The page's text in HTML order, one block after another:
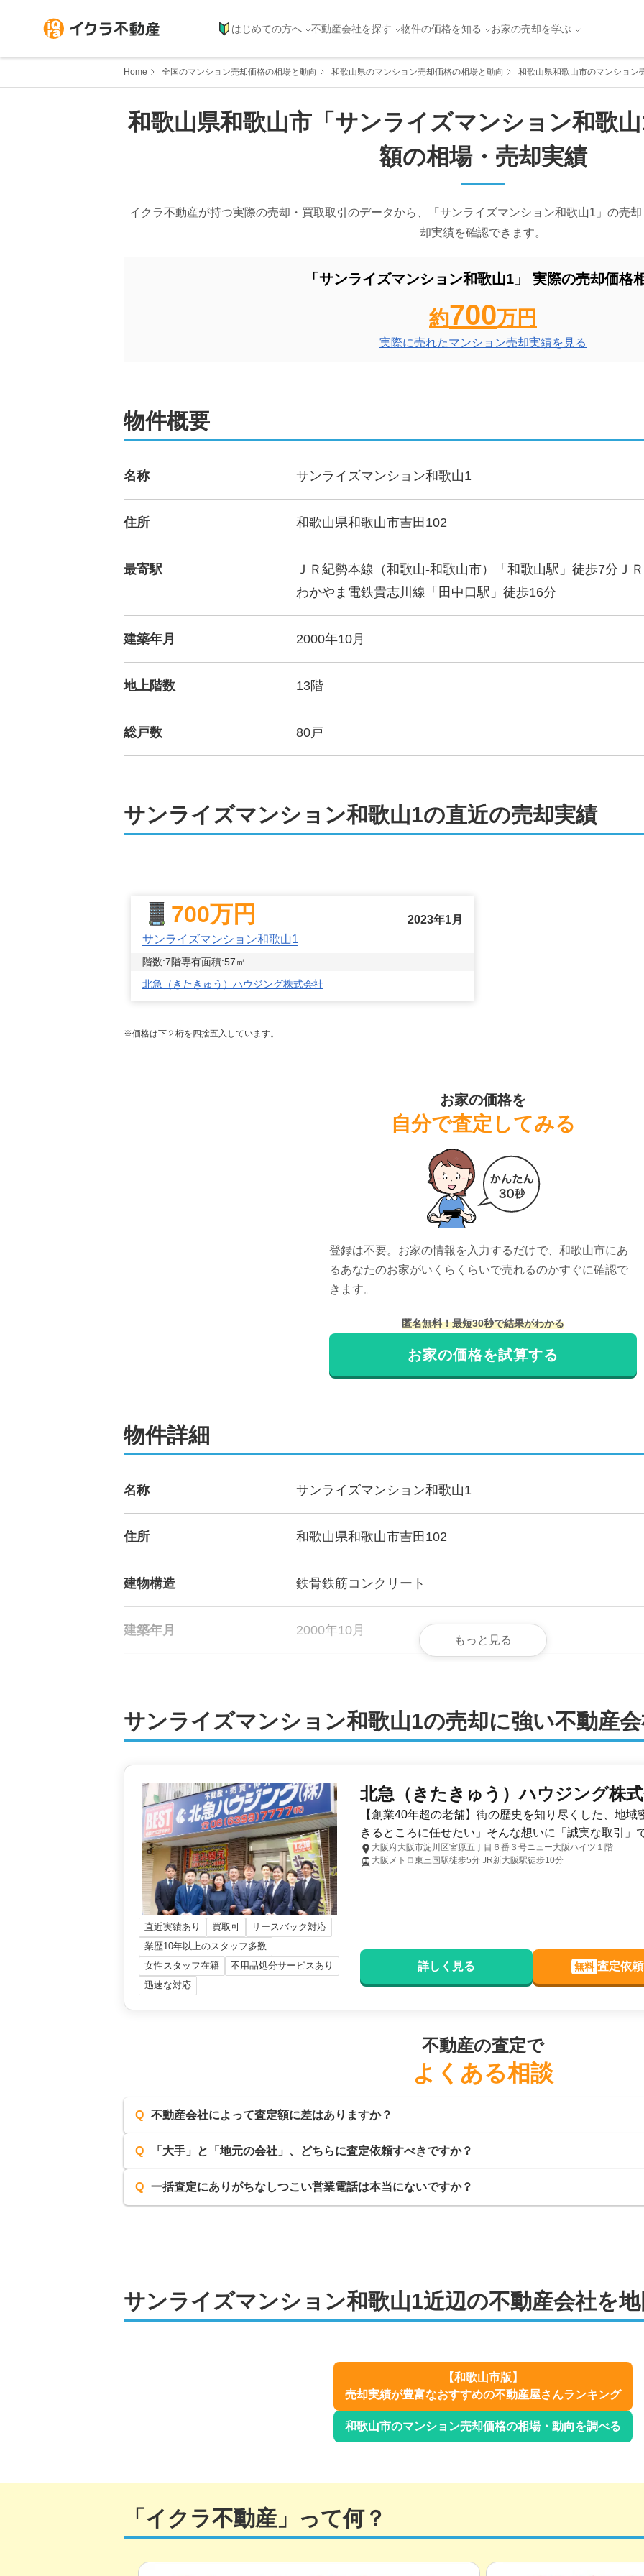
はじめての方へ 不動産会社を探す 物件の価格を知る お家の売却を学ぶ
Home 全国のマンション売却価格の相場と動向 和歌山県のマンション売却価格の相場と動向 和歌山県和歌山市のマンション
和歌山県和歌山市「 サンライズマンション和歌
額の相場・売却実績
イクラ不動産が持つ実際の売却・買取取引のデータから、「 サンライズマンション和歌山1 」の売
却実績を確認できます。
「 サンライズマンション和歌山1」 実際の売却価格
約700万円
実際に売れたマンション売却実績を見る
物件概要
名称 サンライズマンション和歌山1
住所 和歌山県和歌山市吉田102
最寄駅
ＪＲ紀勢本線（和歌山-和歌山市）「和歌山駅」徒歩7分Ｊ
わかやま電鉄貴志川線「田中口駅」徒歩16分
建築年月 2000年10月
地上階数 13階
総戸数 80戸
サンライズマンション和歌山1の直近の売却実績
700万円
2023年1月
サンライズマンション和歌山1
階数:7階専有面積:57㎡
北急（きたきゅう）ハウジング株式会社
※価格は下２桁を四捨五入しています。
お家の価格を
自分で査定してみる
登録は不要。お家の情報を入力するだけで、 和歌山市にあ
るあなたのお家がいくらくらいで売れるのかすぐに確認で
きます。
匿名無料！最短30秒で結果がわかる
お家の価格を試算する
物件詳細
名称 サンライズマンション和歌山1
住所 和歌山県和歌山市吉田102
建物構造 鉄骨鉄筋コンクリート
建築年月 2000年10月
総戸数 80戸
管理会社
土地権利 所有権
用途地域 商業地域
施工会社 南海辰村建設
もっと見る
サンライズマンション和歌山1の売却に強い不動産
直近実績あり 買取可
リースバック対応
業歴10年以上のスタッフ多数
女性スタッフ在籍
不用品処分サービスあり
迅速な対応
北急（きたきゅう）ハウジング株
【創業40年超の老舗】街の歴史を知り尽くした、地
きるところに任せたい」そんな想いに「誠実な取引」
大阪府大阪市淀川区宮原五丁目６番３号ニュー大阪ハイツ１階
大阪メトロ東三国駅徒歩5分 JR新大阪駅徒歩10分
詳しく見る 無料 査定依
不動産の査定で
よくある相談
Q 不動産会社によって査定額に差はありますか？
Q 「大手」と「地元の会社」、どちらに査定依頼すべきですか？
Q 一括査定にありがちなしつこい営業電話は本当にないですか？
サンライズマンション和歌山1近辺の不動産会社を
【和歌山市版】
売却実績が豊富なおすすめの不動産屋さんランキング
和歌山市のマンション売却価格の相場・動向を調べる
「イクラ不動産」って何？